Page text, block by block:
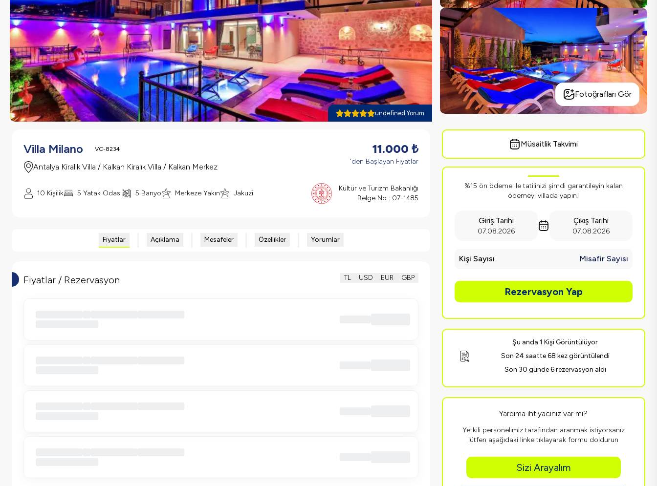
undefined Yorum
Fotoğrafları Gör
Villa Milano VC-8234
Antalya Kiralık Villa / Kalkan Kiralık Villa / Kalkan Merkez
11.000 ₺
'den Başlayan Fiyatlar
10 Kişilik 5 Yatak Odası 5 Banyo Merkeze Yakın Jakuzi
Kültür ve Turizm Bakanlığı
Belge No : 07-1485
Fiyatlar Açıklama Mesafeler Özellikler Yorumlar
Fiyatlar / Rezervasyon TL USD EUR GBP
Müsaitlik Takvimi
%15 ön ödeme ile tatilinizi şimdi garantileyin kalan
ödemeyi villada yapın!
Giriş Tarihi
07.08.2026
Çıkış Tarihi
07.08.2026
Kişi Sayısı Misafir Sayısı
Rezervasyon Yap
Şu anda 1 Kişi Görüntülüyor
Son 24 saatte 68 kez görüntülendi
Son 30 günde 6 rezervasyon aldı
Yardıma ihtiyacınız var mı?
Yetkili personelimiz tarafından aranmak istiyorsanız
lütfen aşağıdaki linke tıklayarak formu doldurun
Sizi Arayalım